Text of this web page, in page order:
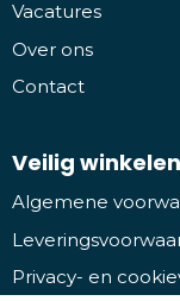
Vacatures
Over ons
Contact
Veilig winkelen
Algemene
Privacy- en